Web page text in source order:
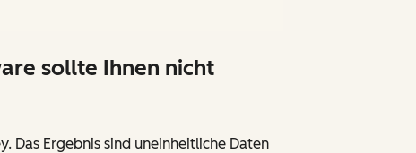
sollte Ihnen nicht
Das Ergebnis sind uneinheitliche Daten